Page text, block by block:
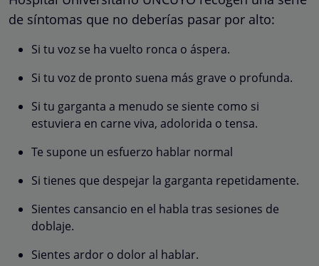
de síntomas que no deberías pasar por alto:
Si tu voz se ha vuelto ronca o áspera.
Si tu voz de pronto suena más grave o profunda.
Si tu garganta a menudo se siente como si
estuviera en carne viva, adolorida o tensa.
Te supone un esfuerzo hablar normal
Si tienes que despejar la garganta repetidamente.
Sientes cansancio en el habla tras sesiones de
doblaje.
Sientes ardor o dolor al hablar.